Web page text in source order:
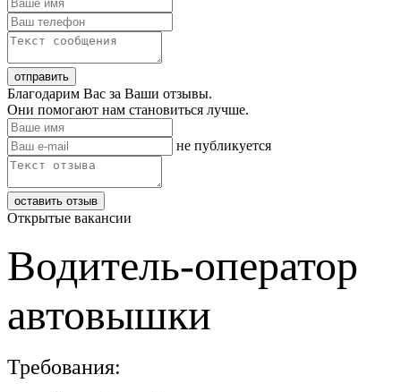
Благодарим Вас за Ваши отзывы.
Они помогают нам становиться лучше.
не публикуется
Открытые вакансии
Водитель-оператор
автовышки
Требования: